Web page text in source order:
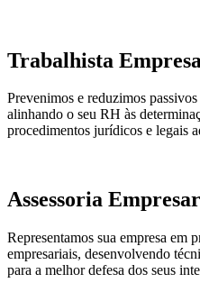
Trabalhista
Prevenimos e reduzimos
alinhando o seu RH às
procedimentos jurídicos e legais
Assessoria
Representamos sua empresa em
empresariais, desenvolvendo
para a melhor defesa dos seus